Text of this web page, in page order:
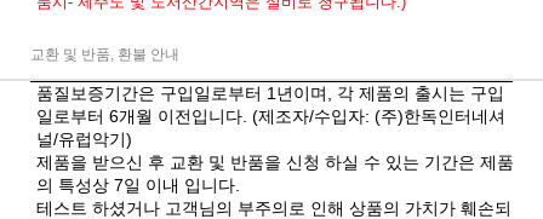
교환 및 반품, 환불 안내
품질보증기간은 구입일로부터 1년이며, 각 제품의 출시는 구입
일로부터 6개월 이전입니다. (제조자/수입자: (주)한독인터네셔
널/유럽악기)
제품을 받으신 후 교환 및 반품을 신청 하실 수 있는 기간은 제품
의 특성상 7일 이내 입니다.
테스트 하셨거나 고객님의 부주의로 인해 상품의 가치가 훼손되